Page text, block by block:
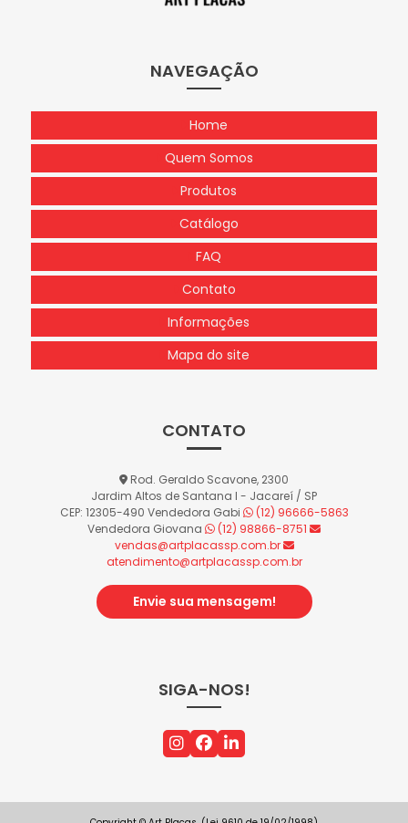
NAVEGAÇÃO
Home
Quem Somos
Produtos
Catálogo
FAQ
Contato
Informações
Mapa do site
CONTATO
Rod. Geraldo Scavone, 2300
Jardim Altos de Santana I - Jacareí / SP
CEP: 12305-490 Vendedora Gabi
(12) 96666-5863
Vendedora Giovana
(12) 98866-8751
vendas@artplacassp.com.br
atendimento@artplacassp.com.br
Envie sua mensagem!
SIGA-NOS!